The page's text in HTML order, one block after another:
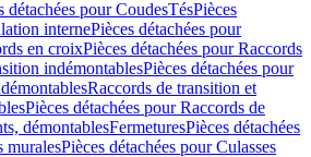
détachées pour CoudesTésPièces
internePièces détachées pour
en croixPièces détachées pour Raccords
indémontablesPièces détachées pour
Raccords de transition et
Pièces détachées pour Raccords de
démontablesFermeturesPièces détachées
muralesPièces détachées pour Culasses